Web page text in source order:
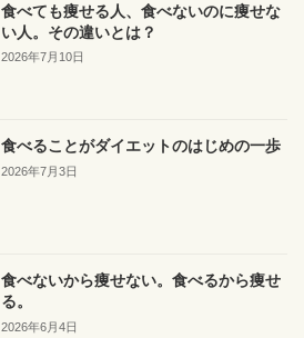
食べても痩せる人、食べないのに痩せな
い人。その違いとは？
2026年7月10日
食べることがダイエットのはじめの一歩
2026年7月3日
食べないから痩せない。食べるから痩せ
る。
2026年6月4日